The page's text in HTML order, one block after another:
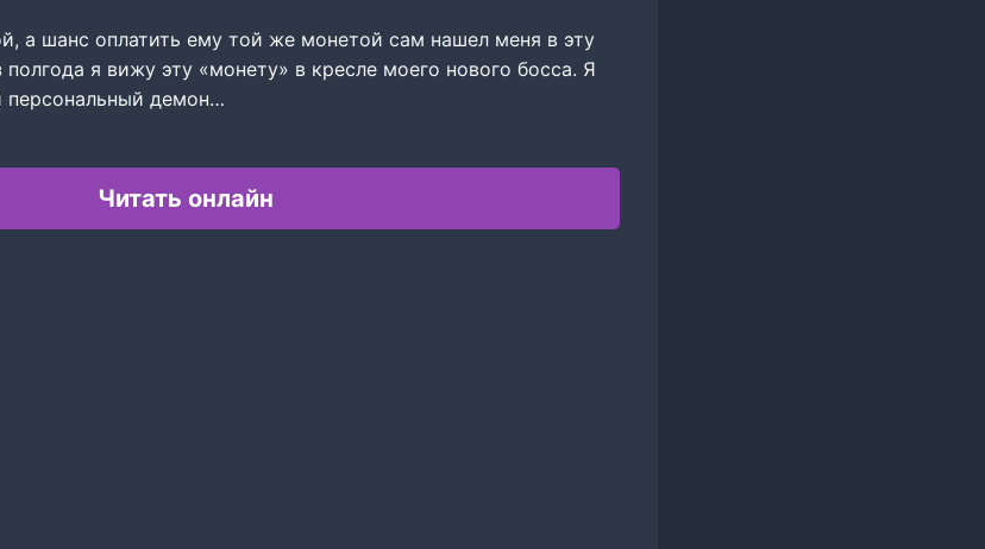
а шанс оплатить ему той же монетой сам нашел меня в эту
я вижу эту «монету» в кресле моего нового босса. Я
демон…
Читать онлайн